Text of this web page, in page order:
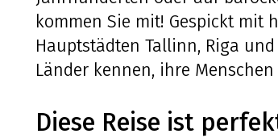
kommen Sie mit! Gespickt mit
Hauptstädten Tallinn, Riga
Länder kennen, ihre
Diese Reise ist